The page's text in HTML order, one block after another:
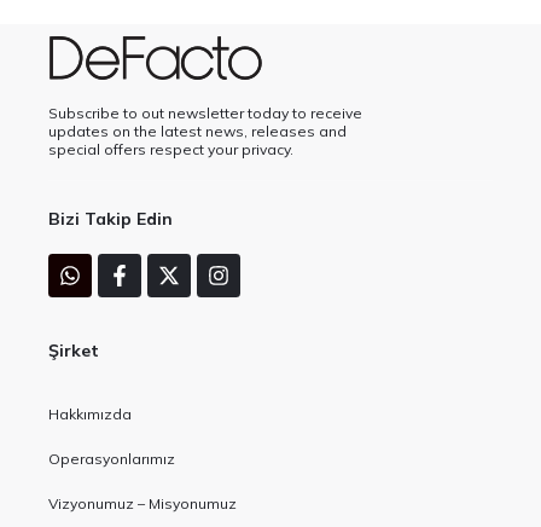
Subscribe to out newsletter today to receive
updates on the latest news, releases and
special offers respect your privacy.
Bizi Takip Edin
Şirket
Hakkımızda
Operasyonlarımız
Vizyonumuz – Misyonumuz